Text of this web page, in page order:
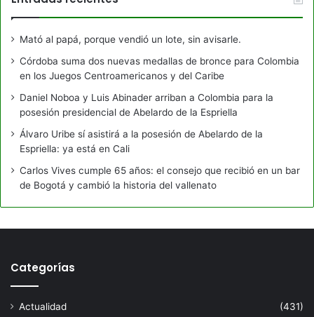
Mató al papá, porque vendió un lote, sin avisarle.
Córdoba suma dos nuevas medallas de bronce para Colombia
en los Juegos Centroamericanos y del Caribe
Daniel Noboa y Luis Abinader arriban a Colombia para la
posesión presidencial de Abelardo de la Espriella
Álvaro Uribe sí asistirá a la posesión de Abelardo de la
Espriella: ya está en Cali
Carlos Vives cumple 65 años: el consejo que recibió en un bar
de Bogotá y cambió la historia del vallenato
Categorías
Actualidad
(431)